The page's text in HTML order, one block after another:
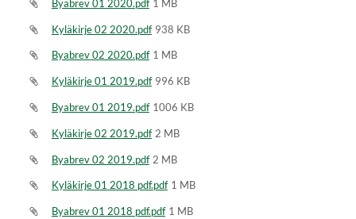
Byabrev 01 2020.pdf 1 MB
Kyläkirje 02 2020.pdf 938 KB
Byabrev 02 2020.pdf 1 MB
Kyläkirje 01 2019.pdf 996 KB
Byabrev 01 2019.pdf 1006 KB
Kyläkirje 02 2019.pdf 2 MB
Byabrev 02 2019.pdf 2 MB
Kyläkirje 01 2018 pdf.pdf 1 MB
Byabrev 01 2018 pdf.pdf 1 MB